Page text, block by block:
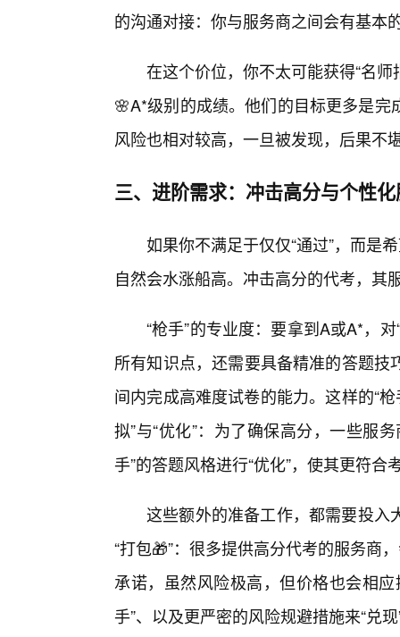
的沟通对接：你与服务商之间会有基本
在这个价位，你不太可能获得“名
🌸A*级别的成绩。他们的目标更多是
风险也相对较高，一旦被发现，后果不
三、进阶需求：冲击高分与个性
如果你不满足于仅仅“通过”，而是
自然会水涨船高。冲击高分的代考，其
“枪手”的专业度：要拿到A或A*，
所有知识点，还需要具备精准的答题
间内完成高难度试卷的能力。这样的“
拟”与“优化”：为了确保高分，一些服
手”的答题风格进行“优化”，使其更符合
这些额外的准备工作，都需要投入
“打包🎁”：很多提供高分代考的服务商
承诺，虽然风险极高，但价格也会相
手”、以及更严密的风险规避措施来“兑